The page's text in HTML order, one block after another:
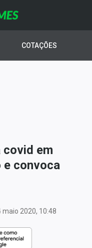
COTAÇÕES
em
e convoca
2020, 10:48